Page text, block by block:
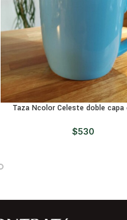
Taza Ncolor Celeste doble capa
$530